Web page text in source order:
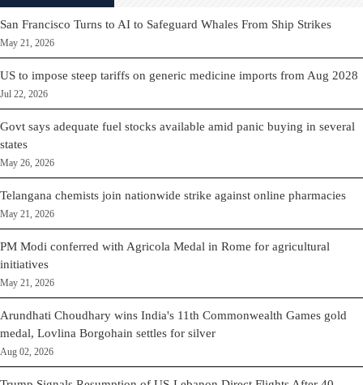
San Francisco Turns to AI to Safeguard Whales From Ship Strikes
May 21, 2026
US to impose steep tariffs on generic medicine imports from Aug 2028
Jul 22, 2026
Govt says adequate fuel stocks available amid panic buying in several
states
May 26, 2026
Telangana chemists join nationwide strike against online pharmacies
May 21, 2026
PM Modi conferred with Agricola Medal in Rome for agricultural
initiatives
May 21, 2026
Arundhati Choudhary wins India's 11th Commonwealth Games gold
medal, Lovlina Borgohain settles for silver
Aug 02, 2026